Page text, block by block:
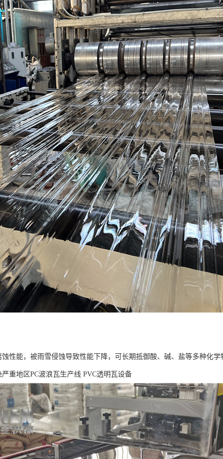
性能，被雨雪侵蚀导致性能下降，可长期抵御酸、碱、盐等多种化
重地区PC波浪瓦生产线 PVC透明瓦设备